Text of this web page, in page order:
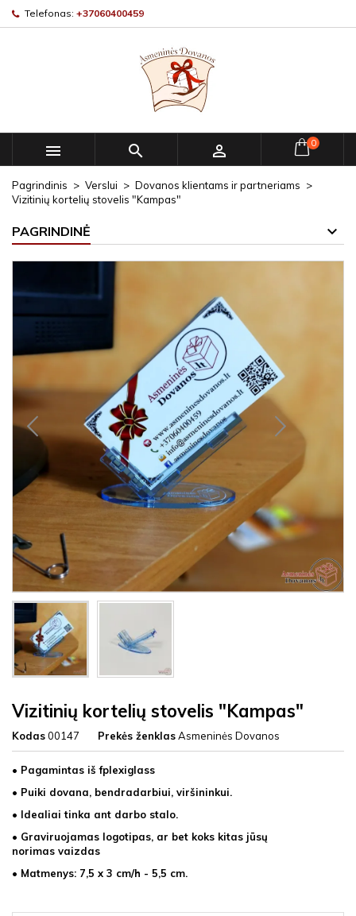
Telefonas: +37060400459
   0
Pagrindinis Verslui
Dovanos klientams ir partneriams
Vizitinių kortelių stovelis "Kampas"
PAGRINDINĖ
Vizitinių kortelių stovelis "Kampas"
Kodas00147 Prekės ženklasAsmeninės Dovanos
• Pagamintas iš fplexiglass
• Puiki dovana, bendradarbiui, viršininkui.
• Idealiai tinka ant darbo stalo.
• Graviruojamas logotipas, ar bet koks kitas jūsų
norimas vaizdas
• Matmenys: 7,5 x 3 cm/h - 5,5 cm.